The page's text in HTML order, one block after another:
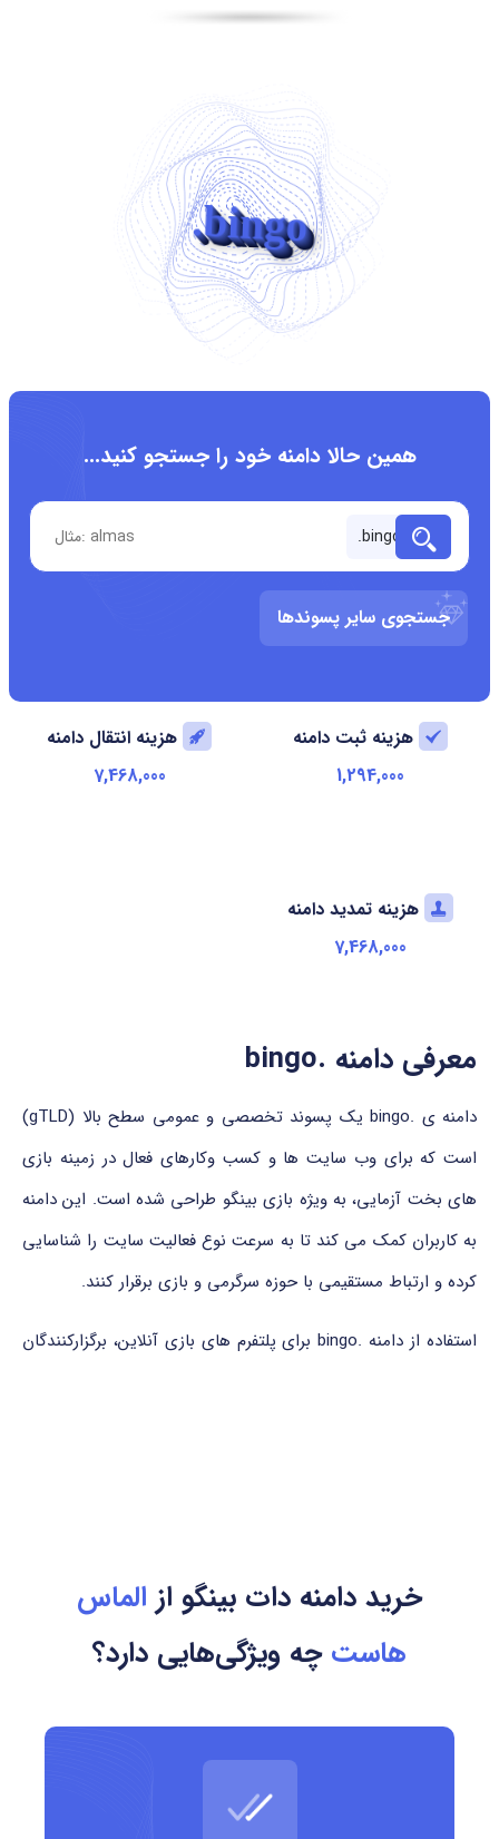
.bingo
همین حالا دامنه خود را جستجو کنید...
جستجوی سایر پسوندها
هزینه ثبت دامنه
1,294,000
هزینه انتقال دامنه
7,468,000
هزینه تمدید دامنه
7,468,000
معرفی دامنه .bingo
دامنه ی .bingo یک پسوند تخصصی و عمومی سطح بالا (gTLD)
است که برای وب سایت ها و کسب وکارهای فعال در زمینه بازی
های بخت آزمایی، به ویژه بازی بینگو طراحی شده است. این دامنه
به کاربران کمک می کند تا به سرعت نوع فعالیت سایت را شناسایی
کرده و ارتباط مستقیمی با حوزه سرگرمی و بازی برقرار کنند.
استفاده از دامنه .bingo برای پلتفرم های بازی آنلاین، برگزارکنندگان
تعلق ندارد؛ بنابراین برای استفاده بین المللی طراحی شده است.
مدیریت این پسوند بر عهده شرکت Donuts Inc. است که یکی از
بزرگ ترین اپراتورهای دامنه های تخصصی در جهان محسوب می
مزایای استفاده از دامنه .bingo
استفاده از این دامنه مزایای زیر را به همراه دارد:
خرید دامنه دات بینگو از الماس
هاست چه ویژگی‌هایی دارد؟